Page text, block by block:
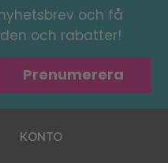
och få
och rabatter!
Prenumerera
KONTO